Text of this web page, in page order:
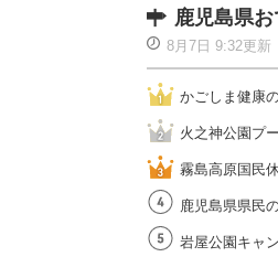
鹿児島県
8月7日 9:32更新
かごしま健康
火之神公園プ
霧島高原国民
鹿児島県県民
岩屋公園キャ